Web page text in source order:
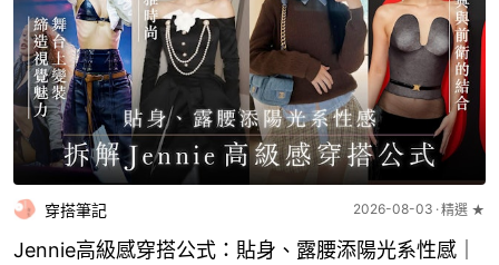
穿搭筆記 2026-08-03 精選 ★
Jennie高級感穿搭公式：貼身、露腰添陽光系性感｜